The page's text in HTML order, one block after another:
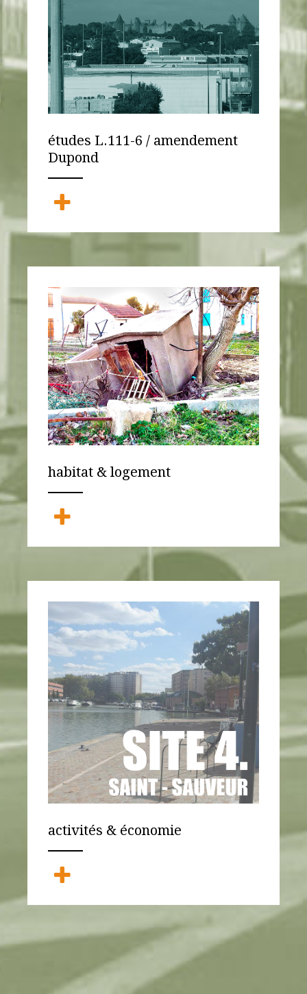
études L.111-6 / amendement
Dupond
habitat & logement
ANEMPTYTEXTLLINE
activités & économie